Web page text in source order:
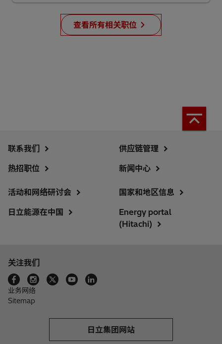
查看所有相关职位
联系我们
热招职位
供应链管理
新闻中心
活动和网络研讨会
日立能源在中国
国家和地区信息
Energy portal
(Hitachi)
关注我们
业务网络
Sitemap
日立集团网站